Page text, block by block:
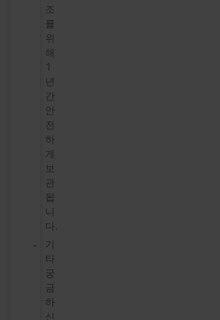
조
를
위
해
1
년
간
안
전
하
게
보
관
됩
니
다.
기
타
궁
금
하
신